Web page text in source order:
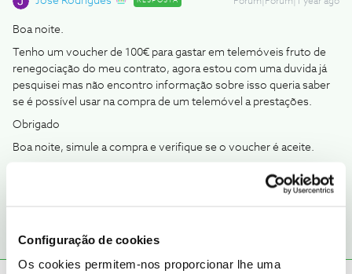
Configuração de cookies
Os cookies permitem-nos proporcionar lhe uma
Boa noite.
Tenho um voucher de 100€ para gastar em telemóveis fruto de
renegociação do meu contrato, agora estou com uma duvida já
pesquisei mas não encontro informação sobre isso queria saber
se é possível usar na compra de um telemóvel a prestações.
Obrigado
Boa noite, simule a compra e verifique se o voucher é aceite.